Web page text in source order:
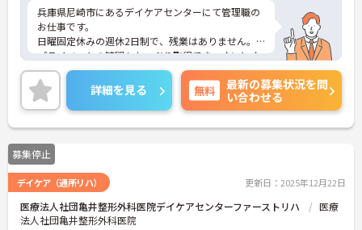
兵庫県尼崎市にあるデイケアセンターにて管理職の
お仕事です。
日曜固定休みの週休2日制で、残業はありません。
プライベートの時間もたっぷり取得でき、オンとオ
フどちらも充実させられるお仕事です♪
ご興味がある方は是非一度マイナビまでお問い合わ
せください。さらに詳細などお伝えします！
詳細を見る 無料
最新の募集状況を問
い合わせる
募集停止
デイケア（通所リハ） 更新日：2025年12月22日
医療法人社団亀井整形外科医院デイケアセンターファーストリハ
医療
法人社団亀井整形外科医院